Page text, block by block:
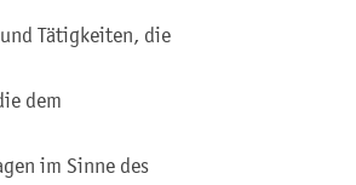
Tätigkeiten, die
dem
im Sinne des